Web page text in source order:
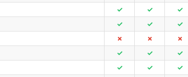
✓ ✓ ✓
✓ ✓ ✓
✗ ✗ ✗
✓ ✓ ✓
✓ ✓ ✓